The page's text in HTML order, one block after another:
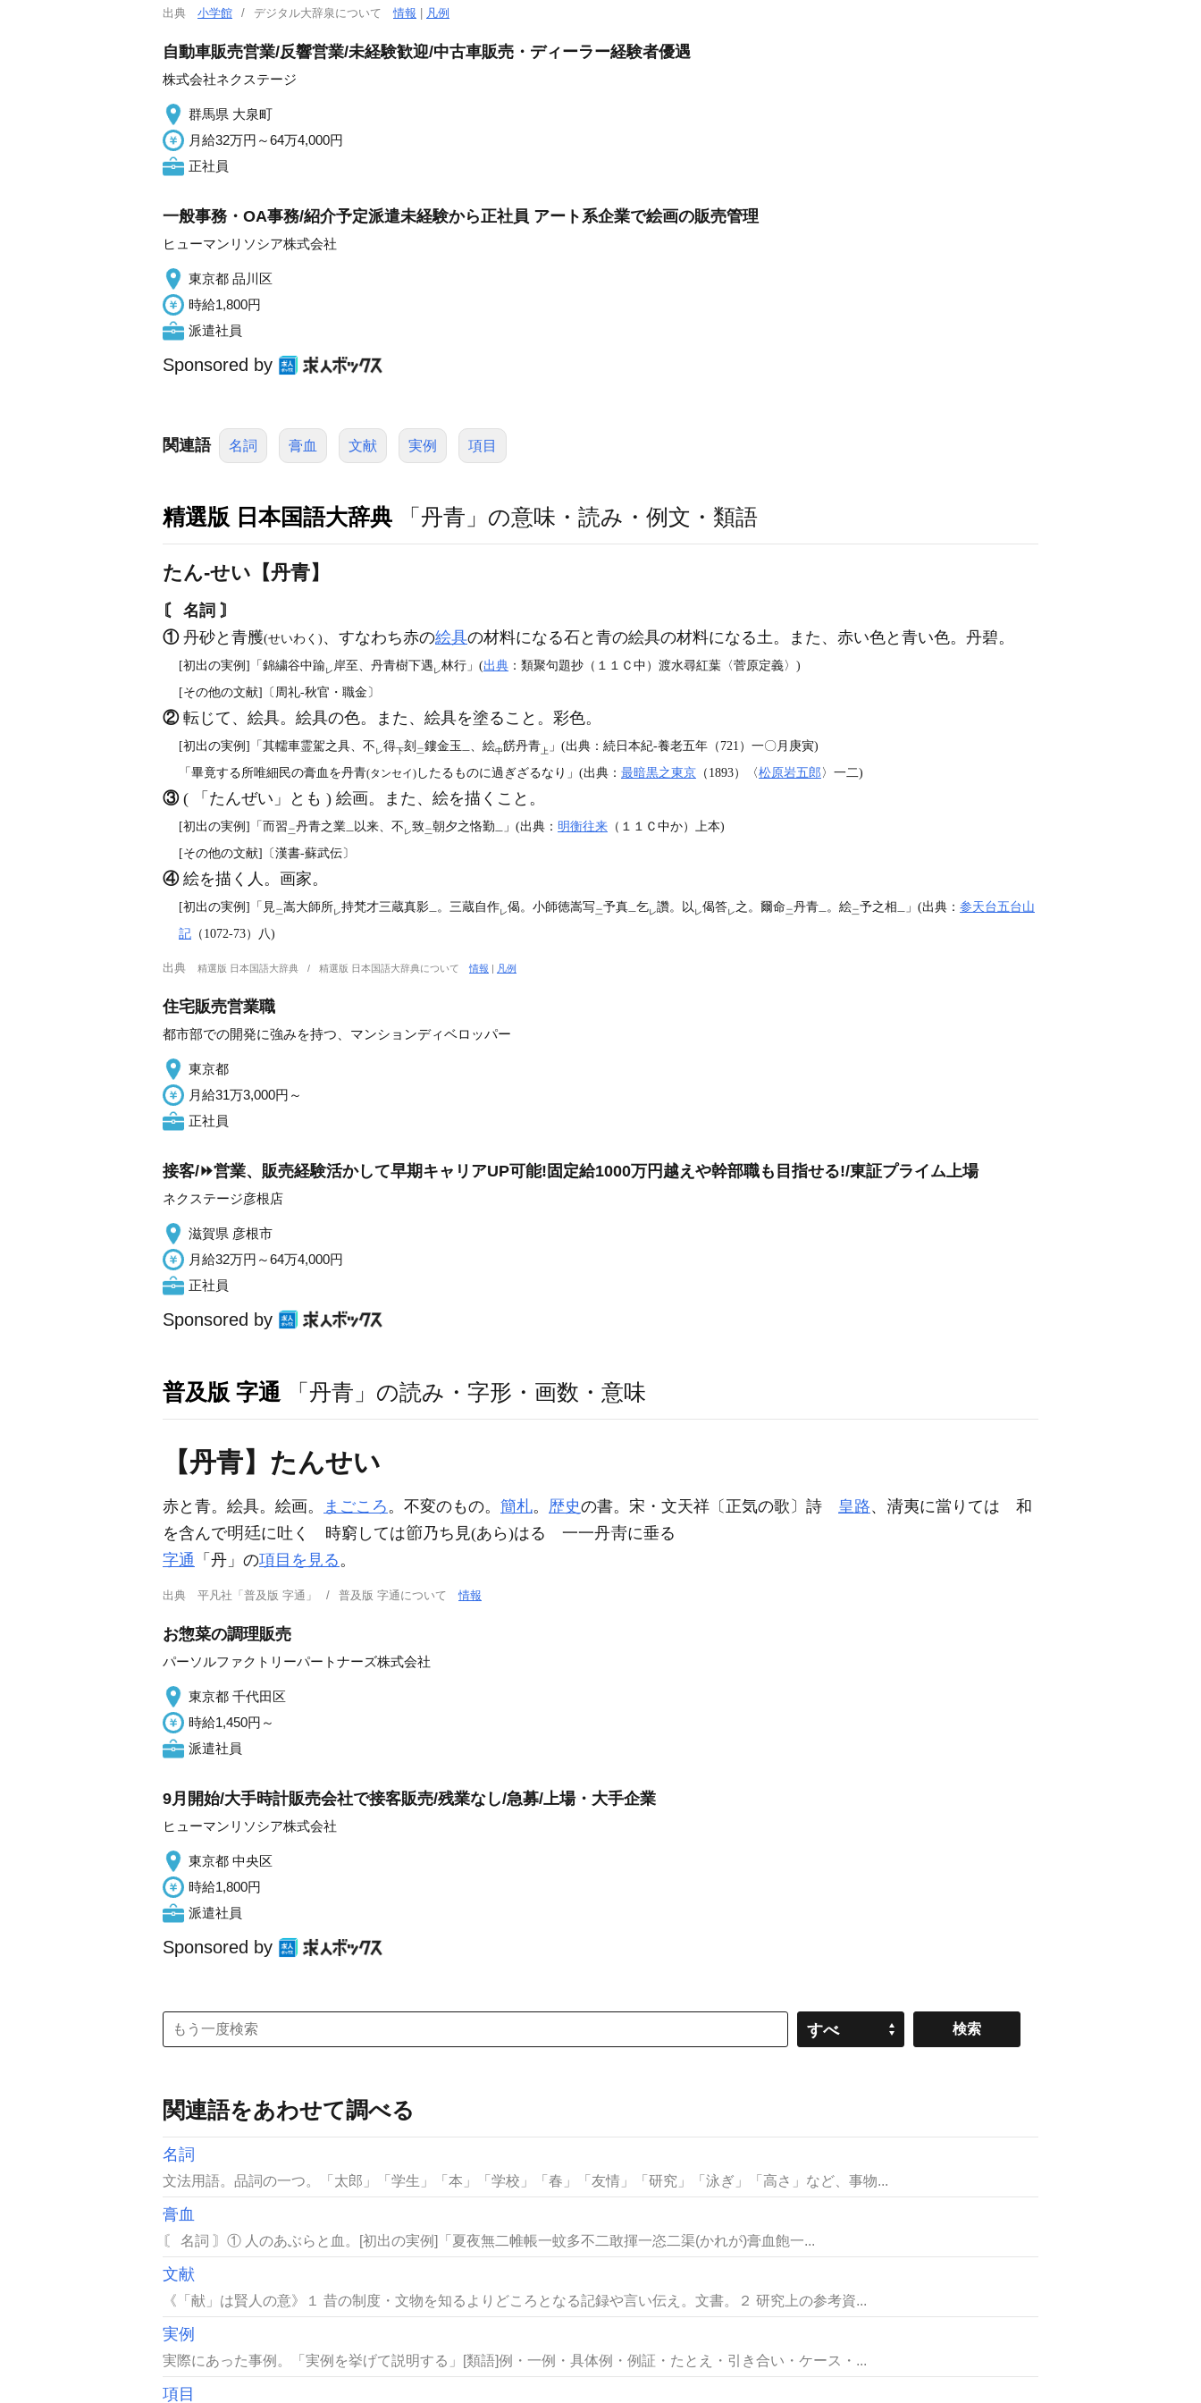
出典 小学館 デジタル大辞泉について情報 凡例
自動車販売営業/反響営業/未経験歓迎/中古車販売・ディーラー経験者優遇
株式会社ネクステージ
群馬県 大泉町
月給32万円～64万4,000円
正社員
一般事務・OA事務/紹介予定派遣未経験から正社員 アート系企業で絵画の販売管理
ヒューマンリソシア株式会社
東京都 品川区
時給1,800円
派遣社員
Sponsored by
関連語 名詞 膏血 文献 実例 項目
精選版 日本国語大辞典 「丹青」の意味・読み・例文・類語
たん‐せい【丹青】
〘 名詞 〙
①丹砂と青雘(せいわく)、すなわち赤の絵具の材料になる石と青の絵具の材料になる土。また、赤い色と青い色。丹碧。
[初出の実例]「錦繍谷中踰 レ 岸至、丹青樹下遇 レ林行」(出典 ：類聚句題抄（１１Ｃ中）渡水尋紅葉〈菅原定義〉)
[その他の文献]〔周礼‐秋官・職金〕
②転じて、絵具。絵具の色。また、絵具を塗ること。彩色。
[初出の実例]「其轜車霊駕之具、不 レ得下刻 二鏤金玉 一 、絵中餝丹青 上 」(出典：続日本紀‐養老五年（721）一〇月庚寅)
「畢竟する所唯細民の膏血を丹青(タンセイ) したるものに過ぎざるなり」(出典： 最暗黒之東京 （1893）〈松原岩五郎〉一二)
③( 「たんぜい」とも ) 絵画。また、絵を描くこと。
[初出の実例]「而習 二丹青之業一以来、不 レ致二朝夕之恪勤一 」(出典： 明衡往来 （１１Ｃ中か）上本)
[その他の文献]〔漢書‐蘇武伝〕
④絵を描く人。画家。
[初出の実例]「見 二嵩大師所レ持梵才三蔵真影一 。三蔵自作レ偈。小師徳嵩写 二予真一乞レ讚。以 レ偈答レ 之。爾命 二丹青一 。絵二予之相一 」(出典： 参天台五台山
記 （1072‐73）八)
出典 精選版 日本国語大辞典 精選版 日本国語大辞典について情報 | 凡例
住宅販売営業職
都市部での開発に強みを持つ、マンションディベロッパー
東京都
月給31万3,000円～
正社員
接客/⏩️営業、販売経験活かして早期キャリアUP可能!固定給1000万円越えや幹部職も目指せる!/東証プライム上場
ネクステージ彦根店
滋賀県 彦根市
月給32万円～64万4,000円
正社員
Sponsored by
普及版 字通 「丹青」の読み・字形・画数・意味
【丹青】たんせい
赤と青。絵具。絵画。 まごころ。不変のもの。 簡札。 歴史の書。宋・文天祥〔正気の歌〕詩 皇路、
夷に當りては 和
を含んで
に吐く 時窮しては 乃ち見(あら)はる 一一丹
に垂る
字通 「丹」の項目を見る。
出典 平凡社「普及版 字通」 普及版 字通について情報
お惣菜の調理販売
パーソルファクトリーパートナーズ株式会社
東京都 千代田区
時給1,450円～
派遣社員
9月開始/大手時計販売会社で接客販売/残業なし/急募/上場・大手企業
ヒューマンリソシア株式会社
東京都 中央区
時給1,800円
派遣社員
Sponsored by
すべ
関連語をあわせて調べる
名詞
文法用語。品詞の一つ。「太郎」「学生」「本」「学校」「春」「友情」「研究」「泳ぎ」「高さ」など、事物...
膏血
〘 名詞 〙① 人のあぶらと血。[初出の実例]「夏夜無二帷帳一蚊多不二敢揮一恣二渠(かれが)膏血飽一...
文献
《「献」は賢人の意》１ 昔の制度・文物を知るよりどころとなる記録や言い伝え。文書。２ 研究上の参考資...
実例
実際にあった事例。「実例を挙げて説明する」[類語]例・一例・具体例・例証・たとえ・引き合い・ケース・...
項目